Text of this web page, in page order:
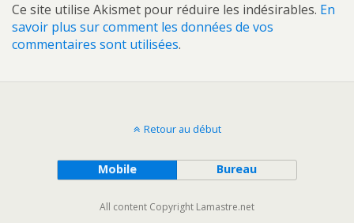
Ce site utilise Akismet pour réduire les indésirables. En
savoir plus sur comment les données de vos
commentaires sont utilisées.
Retour au début
Mobile Bureau
All content Copyright Lamastre.net